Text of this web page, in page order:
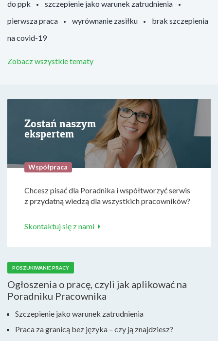
do ppk
szczepienie jako warunek zatrudnienia
pierwsza praca
wyrównanie zasiłku
brak szczepienia
na covid-19
Zobacz wszystkie tematy
Zostań naszym
ekspertem
Współpraca
Chcesz pisać dla Poradnika i współtworzyć serwis
z przydatną wiedzą dla wszystkich pracowników?
Skontaktuj się z nami
POSZUKIWANIE PRACY
Ogłoszenia o pracę, czyli jak aplikować na
Poradniku Pracownika
Szczepienie jako warunek zatrudnienia
Praca za granicą bez języka – czy ją znajdziesz?